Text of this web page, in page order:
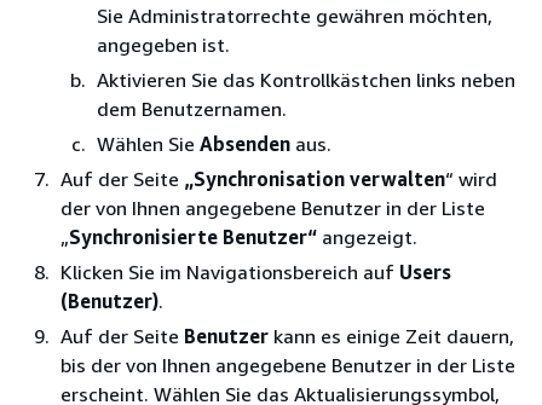
Sie Administratorrechte gewähren möchten,
angegeben ist.
Aktivieren Sie das Kontrollkästchen links neben
dem Benutzernamen.
Wählen Sie Absenden aus.
Auf der Seite „Synchronisation verwalten“ wird
der von Ihnen angegebene Benutzer in der Liste
„Synchronisierte Benutzer“ angezeigt.
Klicken Sie im Navigationsbereich auf Users
(Benutzer).
Auf der Seite Benutzer kann es einige Zeit dauern,
bis der von Ihnen angegebene Benutzer in der Liste
erscheint. Wählen Sie das Aktualisierungssymbol,